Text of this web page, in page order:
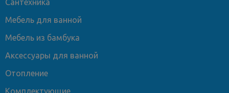
Сантехника
Мебель для ванной
Мебель из бамбука
Аксессуары для ванной
Отопление
Комплектующие